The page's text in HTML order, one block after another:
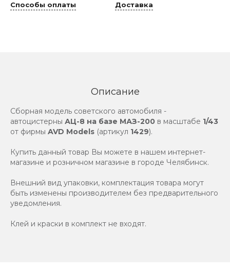
Способы оплаты Доставка
Описание
Сборная модель советского автомобиля -
автоцистерны АЦ-8 на базе МАЗ-200 в масштабе 1/43
от фирмы AVD Models (артикул 1429).
Купить данный товар Вы можете в нашем интернет-
магазине и розничном магазине в городе Челябинск.
Внешний вид упаковки, комплектация товара могут
быть изменены производителем без предварительного
уведомления.
Клей и краски в комплект не входят.